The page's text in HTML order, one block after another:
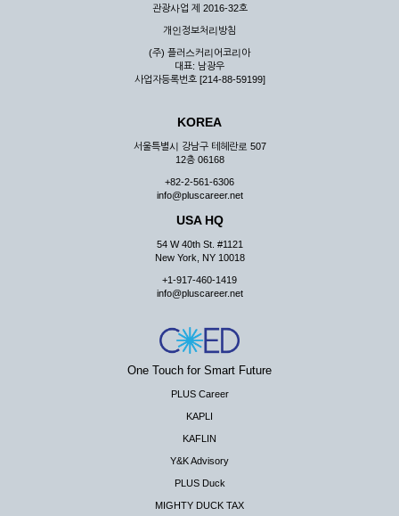
관광사업 제 2016-32호
개인정보처리방침
(주) 플러스커리어코리아
대표: 남광우
사업자등록번호 [214-88-59199]
KOREA
서울특별시 강남구 테헤란로 507
12층 06168
+82-2-561-6306
info@pluscareer.net
USA HQ
54 W 40th St. #1121
New York, NY 10018
+1-917-460-1419
info@pluscareer.net
One Touch for Smart Future
PLUS Career
KAPLI
KAFLIN
Y&K Advisory
PLUS Duck
MIGHTY DUCK TAX